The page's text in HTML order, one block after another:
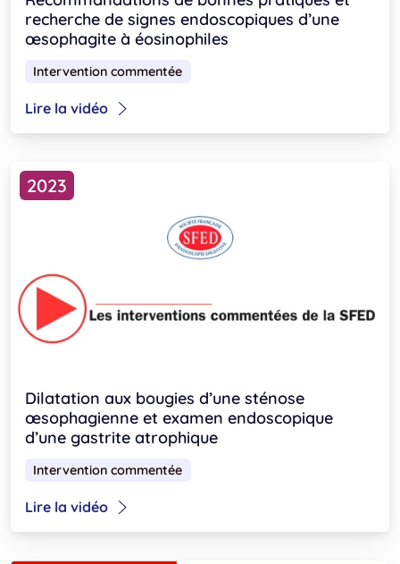
recherche de signes endoscopiques d’une
œsophagite à éosinophiles
Intervention commentée
Lire la vidéo
2023
Dilatation aux bougies d’une sténose
œsophagienne et examen endoscopique
d’une gastrite atrophique
Intervention commentée
Lire la vidéo